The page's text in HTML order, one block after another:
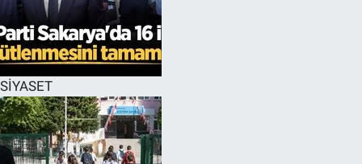
SİYASET
EĞİTİM
ÖZEL HABER
HALK54 PANORAMA